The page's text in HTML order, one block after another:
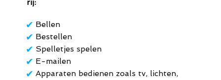
rij:
✔ Bellen
✔ Bestellen
✔ Spelletjes spelen
✔ E-mailen
✔ Apparaten bedienen zoals tv, lichten,